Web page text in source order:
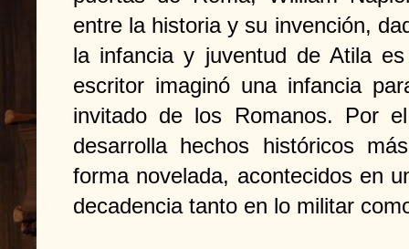
entre la historia y su invención,
la infancia y juventud de Atila
escritor imaginó una infancia
invitado de los Romanos. Por
desarrolla hechos históricos
forma novelada, acontecidos en
decadencia tanto en lo militar